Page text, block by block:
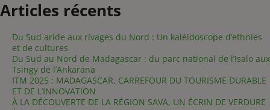
Articles récents
Du Sud aride aux rivages du Nord : Un kaléidoscope d’ethnies
et de cultures
Du Sud au Nord de Madagascar : du parc national de l’Isalo aux
Tsingy de l’Ankarana
ITM 2025 : MADAGASCAR, CARREFOUR DU TOURISME DURABLE
ET DE L’INNOVATION
À LA DÉCOUVERTE DE LA RÉGION SAVA, UN ÉCRIN DE VERDURE